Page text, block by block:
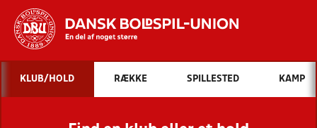
Hvad vil du søge efter?
INDHOLD OG NYHEDER
KLUB/HOLD RÆKKE SPILLESTED KAMP